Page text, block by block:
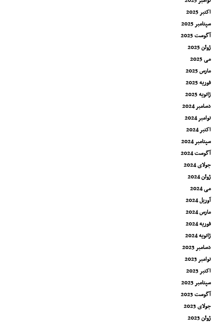
اکتبر 2025
سپتامبر 2025
آگوست 2025
ژوئن 2025
می 2025
مارس 2025
فوریه 2025
ژانویه 2025
دسامبر 2024
نوامبر 2024
اکتبر 2024
سپتامبر 2024
آگوست 2024
جولای 2024
ژوئن 2024
می 2024
آوریل 2024
مارس 2024
فوریه 2024
ژانویه 2024
دسامبر 2023
نوامبر 2023
اکتبر 2023
سپتامبر 2023
آگوست 2023
جولای 2023
ژوئن 2023